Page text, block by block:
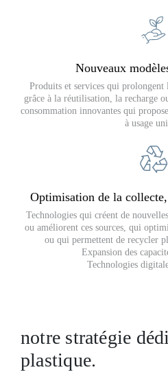
Nouveaux
Produits et services qui prolongent
grâce à la réutilisation, la recharge
consommation innovantes qui
à usage
Optimisation de la
Technologies qui créent de
ou améliorent ces sources, qui
ou qui permettent de recycler
Expansion des
Technologies
notre stratégie
plastique.